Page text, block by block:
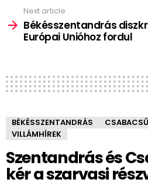
Next article
Békésszentandrás
Európai Unióhoz fordul
BÉKÉSSZENTANDRÁS
VILLÁMHÍREK
Szentandrás és
kér a szarvasi